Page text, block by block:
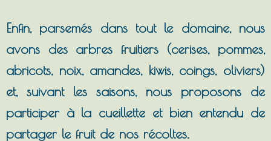
Enfin, parsemés dans tout le domaine, nous
avons des arbres fruitiers (cerises, pommes,
abricots, noix, amandes, kiwis, coings, oliviers)
et, suivant les saisons, nous proposons de
participer à la cueillette et bien entendu de
partager le fruit de nos récoltes.